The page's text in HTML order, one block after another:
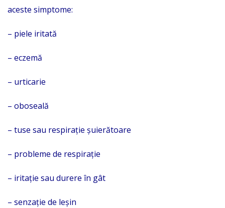
aceste simptome:
– piele iritată
– eczemă
– urticarie
– oboseală
– tuse sau respirație șuierătoare
– probleme de respirație
– iritație sau durere în gât
– senzație de leșin